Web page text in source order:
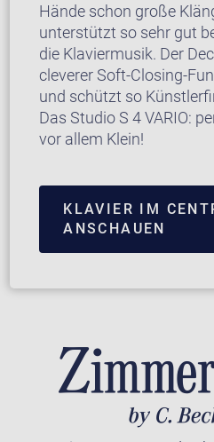
Hände schon große
unterstützt so sehr gut
die Klaviermusik. Der
cleverer Soft-Closing-
und schützt so
Das Studio S 4 VARIO:
vor allem Klein!
KLAVIER IM
ANSCHAUEN